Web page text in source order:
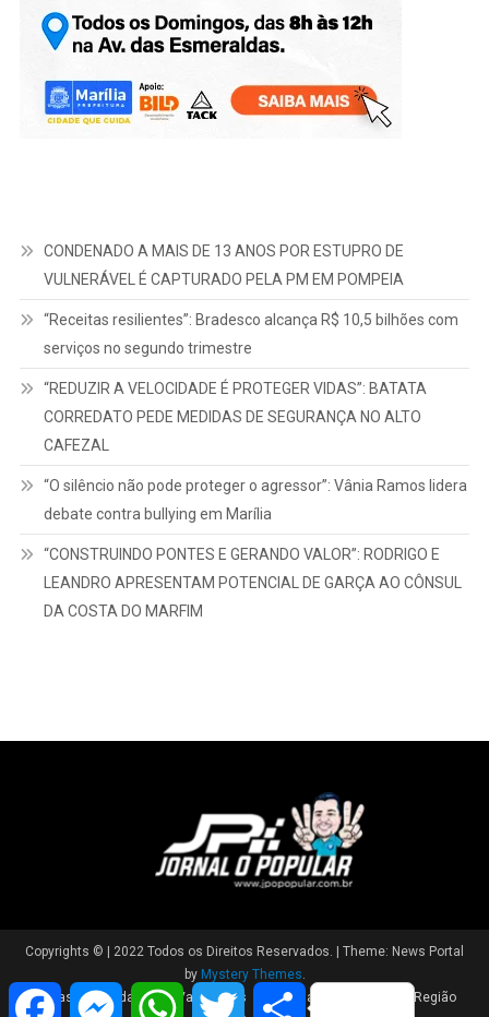
CONDENADO A MAIS DE 13 ANOS POR ESTUPRO DE
VULNERÁVEL É CAPTURADO PELA PM EM POMPEIA
“Receitas resilientes”: Bradesco alcança R$ 10,5 bilhões com
serviços no segundo trimestre
“REDUZIR A VELOCIDADE É PROTEGER VIDAS”: BATATA
CORREDATO PEDE MEDIDAS DE SEGURANÇA NO ALTO
CAFEZAL
“O silêncio não pode proteger o agressor”: Vânia Ramos lidera
debate contra bullying em Marília
“CONSTRUINDO PONTES E GERANDO VALOR”: RODRIGO E
LEANDRO APRESENTAM POTENCIAL DE GARÇA AO CÔNSUL
DA COSTA DO MARFIM
Copyrights © | 2022 Todos os Direitos Reservados. | Theme: News Portal
by Mystery Themes
Brasil
Cidade Variedades Polícia
Região
FacebookMessengerWhatsAppTwitter Share